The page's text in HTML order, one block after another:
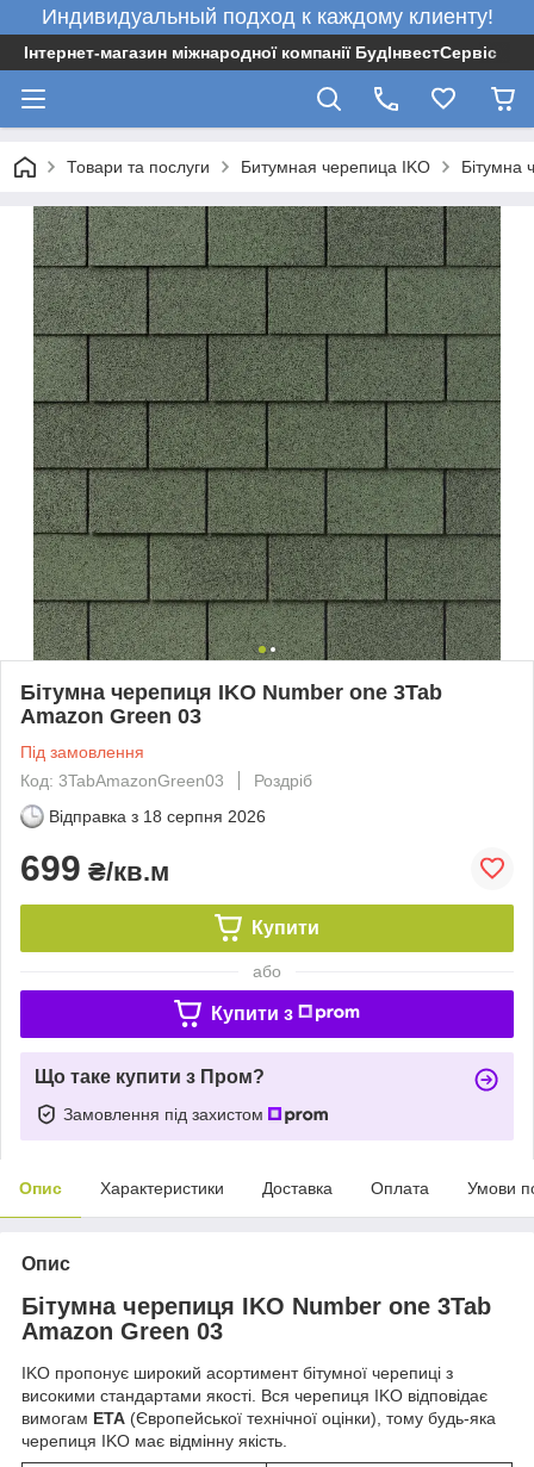
Индивидуальный подход к каждому клиенту!
Інтернет-магазин міжнародної компанії БудІнвестСервіс
Товари та послуги Битумная черепица IKO Бітумна
Бітумна черепиця IKO Number one 3Tab
Amazon Green 03
Під замовлення
Код: 3TabAmazonGreen03
Роздріб
Відправка з 18 серпня 2026
699 ₴/кв.м
Купити
або
Купити з
Що таке купити з Пром?
Замовлення під захистом
Опис Характеристики Доставка Оплата Умови
Опис
Бітумна черепиця IKO Number one 3Tab
Amazon Green 03
IKO пропонує широкий асортимент бітумної черепиці з
високими стандартами якості. Вся черепиця IKO відповідає
вимогам ETA (Європейської технічної оцінки), тому будь-яка
черепиця IKO має відмінну якість.